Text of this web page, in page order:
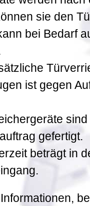
sie den
bei Bedarf
ist gegen
gefertigt.
beträgt in